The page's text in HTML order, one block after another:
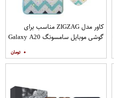
کاور مدل ZIGZAG مناسب برای
گوشی موبایل سامسونگ Galaxy A20
۰